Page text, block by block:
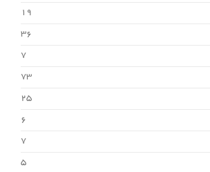
19
36
7
73
25
6
7
5